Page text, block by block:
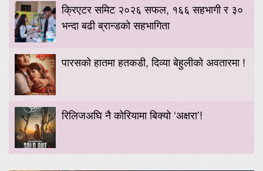
क्रिएटर समिट २०२६ सफल, १६६ सहभागी र ३०
भन्दा बढी ब्रान्डको सहभागिता
पारसको हातमा हतकडी, दिव्या बेहुलीको अवतारमा !
रिलिजअघि नै कोरियामा बिक्यो ‘अक्षरा’!